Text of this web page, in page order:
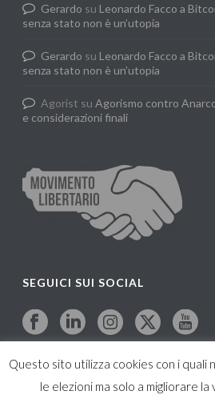
Gerardo su Leonardo Facco a
senza stato non è un’utopia
Gerardo su Leonardo Facco a
senza stato non è un’utopia
Agorist suAgorismo contro
e considerazioni finali
SEGUICI SUI SOCIAL
Questo sito utilizza cookies con i quali
le elezioni ma solo a migliorare